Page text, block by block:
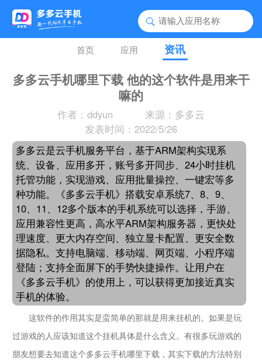
首页 应用 资讯
多多云手机哪里下载 他的这个软件是用来干
嘛的
作者：ddyun
来源：多多云
发表时间：2022/5/26
多多云是云手机服务平台，基于ARM架构实现系
统、设备、应用多开，账号多开同步、24小时挂机
托管功能，实现游戏、应用批量操控、一键宏等多
种功能。《多多云手机》搭载安卓系统7、8、9、
10、11、12多个版本的手机系统可以选择，手游、
应用兼容性更高，高水平ARM架构服务器，更快处
理速度、更大内存空间、独立显卡配置、更安全数
据隐私。支持电脑端、移动端、网页端、小程序端
登陆；支持全面屏下的手势快捷操作。让用户在
《多多云手机》的使用上，可以获得更加接近真实
手机的体验。
这软件的作用其实是蛮简单的那就是用来挂机的。如果是玩
过游戏的人应该知道这个挂机具体是什么含义。有很多玩游戏的
朋友想要去知道这个多多云手机哪里下载，其实下载的方法特别